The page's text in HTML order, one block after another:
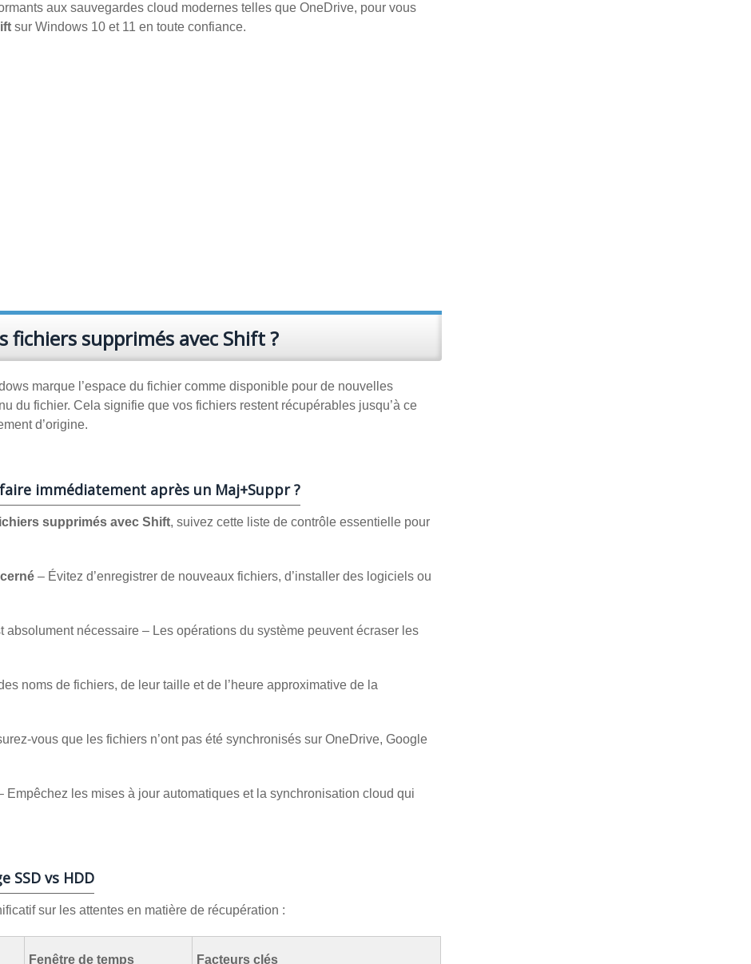
aux sauvegardes cloud modernes telles que OneDrive, pour vous
sur Windows 10 et 11 en toute confiance.
supprimés avec Shift ?
marque l’espace du fichier comme disponible pour de nouvelles
du fichier. Cela signifie que vos fichiers restent récupérables jusqu’à ce
d’origine.
immédiatement après un Maj+Suppr ?
supprimés avec Shift, suivez cette liste de contrôle essentielle pour
– Évitez d’enregistrer de nouveaux fichiers, d’installer des logiciels ou
absolument nécessaire – Les opérations du système peuvent écraser les
noms de fichiers, de leur taille et de l’heure approximative de la
vous que les fichiers n’ont pas été synchronisés sur OneDrive, Google
Empêchez les mises à jour automatiques et la synchronisation cloud qui
SSD vs HDD
sur les attentes en matière de récupération :
Fenêtre de temps Facteurs clés